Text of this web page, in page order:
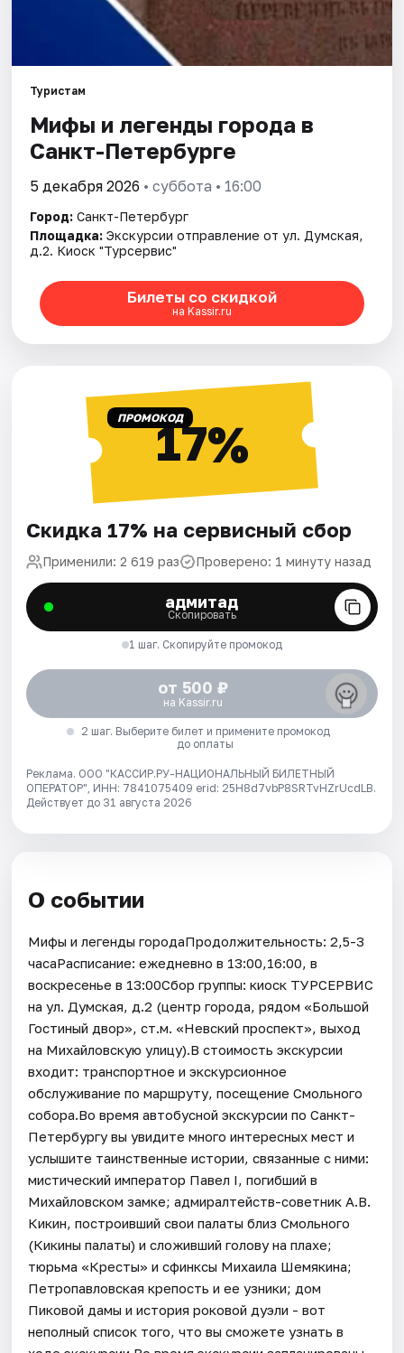
Туристам
Мифы и легенды города в
Санкт-Петербурге
5 декабря 2026 • суббота • 16:00
Город: Санкт-Петербург
Площадка: Экскурсии отправление от ул. Думская,
д.2. Киоск "Турсервис"
Билеты со скидкой
на Kassir.ru
ПРОМОКОД17%
Скидка 17% на сервисный сбор
Применили: 2 619 раз Проверено: 1 минуту назад
адмитад
Скопировать
1 шаг. Скопируйте промокод
от 500 ₽
на Kassir.ru
2 шаг. Выберите билет и примените промокод
до оплаты
Реклама. ООО "КАССИР.РУ-НАЦИОНАЛЬНЫЙ БИЛЕТНЫЙ
ОПЕРАТОР", ИНН: 7841075409 erid: 25H8d7vbP8SRTvHZrUcdLB.
Действует до 31 августа 2026
О событии
Мифы и легенды городаПродолжительность: 2,5-3
часаРасписание: ежедневно в 13:00,16:00, в
воскресенье в 13:00Сбор группы: киоск ТУРСЕРВИС
на ул. Думская, д.2 (центр города, рядом «Большой
Гостиный двор», ст.м. «Невский проспект», выход
на Михайловскую улицу).В стоимость экскурсии
входит: транспортное и экскурсионное
обслуживание по маршруту, посещение Смольного
собора.Во время автобусной экскурсии по Санкт-
Петербургу вы увидите много интересных мест и
услышите таинственные истории, связанные с ними:
мистический император Павел I, погибший в
Михайловском замке; адмиралтейств-советник А.В.
Кикин, построивший свои палаты близ Смольного
(Кикины палаты) и сложивший голову на плахе;
тюрьма «Кресты» и сфинксы Михаила Шемякина;
Петропавловская крепость и ее узники; дом
Пиковой дамы и история роковой дуэли - вот
неполный список того, что вы сможете узнать в